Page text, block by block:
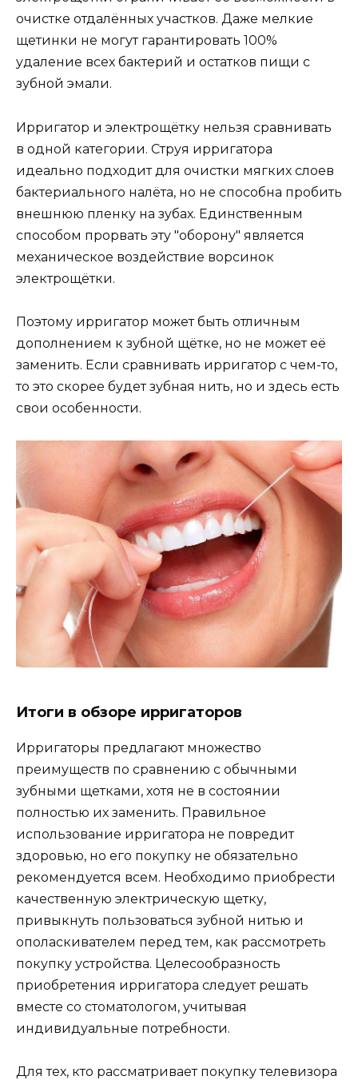
очистке отдалённых участков. Даже мелкие
щетинки не могут гарантировать 100%
удаление всех бактерий и остатков пищи с
зубной эмали.
Ирригатор и электрощётку нельзя сравнивать
в одной категории. Струя ирригатора
идеально подходит для очистки мягких слоев
бактериального налёта, но не способна пробить
внешнюю пленку на зубах. Единственным
способом прорвать эту "оборону" является
механическое воздействие ворсинок
электрощётки.
Поэтому ирригатор может быть отличным
дополнением к зубной щётке, но не может её
заменить. Если сравнивать ирригатор с чем-то,
то это скорее будет зубная нить, но и здесь есть
свои особенности.
Итоги в обзоре ирригаторов
Ирригаторы предлагают множество
преимуществ по сравнению с обычными
зубными щетками, хотя не в состоянии
полностью их заменить. Правильное
использование ирригатора не повредит
здоровью, но его покупку не обязательно
рекомендуется всем. Необходимо приобрести
качественную электрическую щетку,
привыкнуть пользоваться зубной нитью и
ополаскивателем перед тем, как рассмотреть
покупку устройства. Целесообразность
приобретения ирригатора следует решать
вместе со стоматологом, учитывая
индивидуальные потребности.
Для тех, кто рассматривает покупку телевизора